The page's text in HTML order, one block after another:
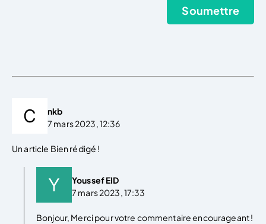
nkb
7 mars 2023, 12:36
Un article Bien rédigé !
Youssef EID
7 mars 2023, 17:33
Bonjour, Merci pour votre commentaire encourageant !